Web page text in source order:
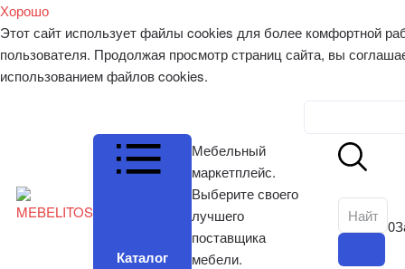
Хорошо
Этот сайт использует файлы cookies для более комфортной
пользователя. Продолжая просмотр страниц сайта, вы
использованием файлов cookies.
Каталог
Мебельный
маркетплейс.
Выберите своего
лучшего
поставщика
мебели.
0